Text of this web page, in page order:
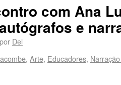
com Ana
e
por Del
, Arte, Educadores,